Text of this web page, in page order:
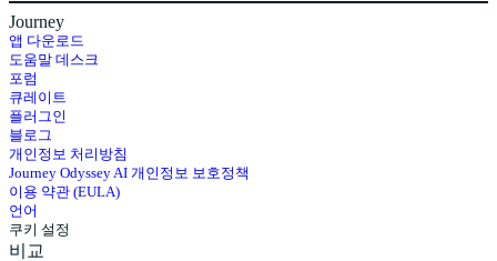
Journey
앱 다운로드
도움말 데스크
포럼
큐레이트
플러그인
블로그
개인정보 처리방침
Journey Odyssey AI 개인정보 보호정책
이용 약관 (EULA)
언어
쿠키 설정
비교